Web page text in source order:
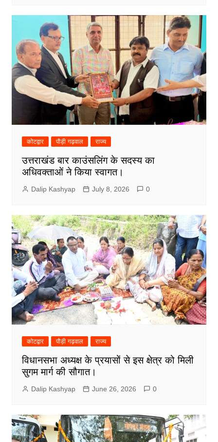
कोटद्वार पौड़ी गढ़वाल राज्य
उत्तराखंड बार काउंसलिंग के सदस्य का
अधिवक्ताओं ने किया स्वागत।
Dalip Kashyap July 8, 2026 0
कोटद्वार पौड़ी गढ़वाल राज्य
विधानसभा अध्यक्ष के प्रयासों से इस क्षेत्र को मिली
सुगम मार्ग की सौगात।
Dalip Kashyap June 26, 2026 0